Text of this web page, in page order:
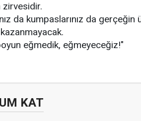
zirvesidir.
da kumpaslarınız da
eğmedik, eğmeyeceğiz!"
KAT